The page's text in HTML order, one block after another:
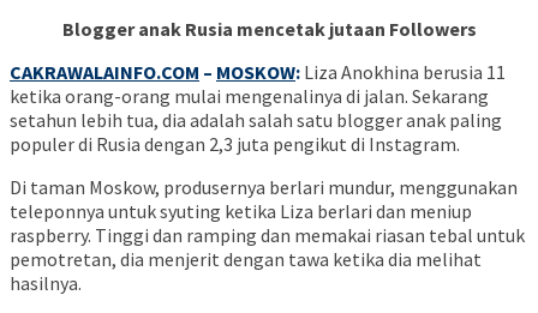
Blogger anak Rusia mencetak jutaan Followers
CAKRAWALAINFO.COM – MOSKOW: Liza Anokhina berusia 11
ketika orang-orang mulai mengenalinya di jalan. Sekarang
setahun lebih tua, dia adalah salah satu blogger anak paling
populer di Rusia dengan 2,3 juta pengikut di Instagram.
Di taman Moskow, produsernya berlari mundur, menggunakan
teleponnya untuk syuting ketika Liza berlari dan meniup
raspberry. Tinggi dan ramping dan memakai riasan tebal untuk
pemotretan, dia menjerit dengan tawa ketika dia melihat
hasilnya.